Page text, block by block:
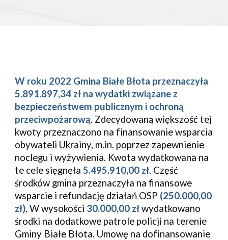
W roku 2022 Gmina Białe Błota przeznaczyła
5.891.897,34 zł na wydatki związane z
bezpieczeństwem publicznym i ochroną
przeciwpożarową. Zdecydowaną większość tej
kwoty przeznaczono na finansowanie wsparcia
obywateli Ukrainy, m.in. poprzez zapewnienie
noclegu i wyżywienia. Kwota wydatkowana na
te cele sięgnęła5.495.910,00 zł. Część
środków gmina przeznaczyła na finansowe
wsparcie i refundację działań OSP (250.000,00
zł). W wysokości 30.000,00 złwydatkowano
środki na dodatkowe patrole policji na terenie
Gminy Białe Błota. Umowę na dofinansowanie